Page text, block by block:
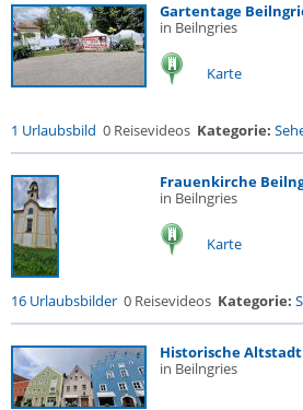
Gartentage
in Beilngries
Karte
1 Urlaubsbild 0 Reisevideos Kategorie:
Frauenkirche
in Beilngries
Karte
16 Urlaubsbilder 0 Reisevideos Kategorie:
Historische
in Beilngries